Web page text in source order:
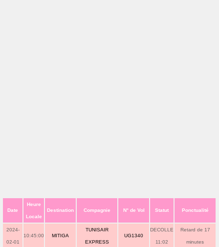
Date
Heure
Locale
Destination Compagnie N° de Vol Statut Ponctualité
2024-
02-01
10:45:00 MITIGA
TUNISAIR
EXPRESS
UG1340
DECOLLE
11:02
Retard de 17
minutes